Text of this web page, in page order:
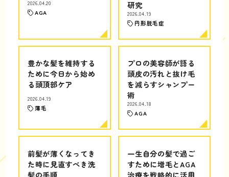
2026.04.20
AGA
研究
2026.04.19
円形脱毛症
豊かな髪を維持する
ために今日から始め
る頭頂部ケア
2026.04.19
薄毛
プロの美容師が語る
頭皮の汚れと抜け毛
を減らすシャンプー
術
2026.04.18
AGA
前髪が薄くなってき
た時に見直すべき洗
髪の手順
一生自分の髪で過ご
すために増毛とAGA
治療を戦略的に活用